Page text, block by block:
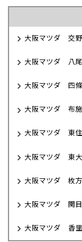
大阪マツダ 交
大阪マツダ 八
大阪マツダ 四
大阪マツダ 布
大阪マツダ 東
大阪マツダ 東
大阪マツダ 枚
大阪マツダ 関
大阪マツダ 香里